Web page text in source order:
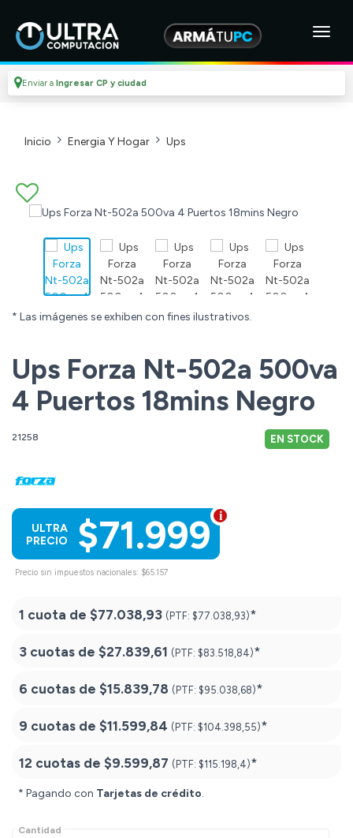
Enviar a Ingresar CP y ciudad
Inicio Energia Y Hogar Ups
* Las imágenes se exhiben con fines ilustrativos.
Ups Forza Nt-502a 500va
4 Puertos 18mins Negro
21258 EN STOCK
$71.999
ULTRA
PRECIO
Precio sin impuestos nacionales: $65.157
1 cuota de $77.038,93 (PTF: $77.038,93)*
3 cuotas de $27.839,61 (PTF: $83.518,84)*
6 cuotas de $15.839,78 (PTF: $95.038,68)*
9 cuotas de $11.599,84 (PTF: $104.398,55)*
12 cuotas de $9.599,87 (PTF: $115.198,4)*
* Pagando con Tarjetas de crédito.
Cantidad